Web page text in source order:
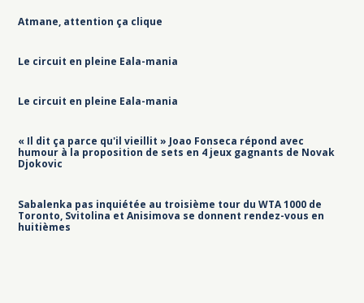
Atmane, attention ça clique
Le circuit en pleine Eala-mania
Le circuit en pleine Eala-mania
« Il dit ça parce qu'il vieillit » Joao Fonseca répond avec
humour à la proposition de sets en 4 jeux gagnants de Novak
Djokovic
Sabalenka pas inquiétée au troisième tour du WTA 1000 de
Toronto, Svitolina et Anisimova se donnent rendez-vous en
huitièmes